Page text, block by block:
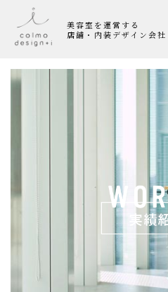
美容室を運営する
店舗・内装デザイン会社